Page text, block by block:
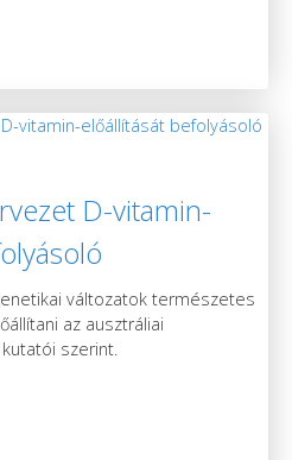
D-vitamin-
változatok természetes
az ausztráliai
szerint.